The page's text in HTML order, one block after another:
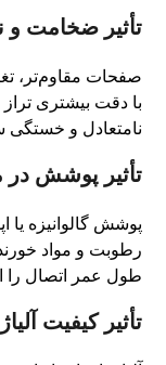
تأثیر ضخامت و
صفحات مقاوم‌تر،
با دقت بیشتری
نامتعادل و خستگی
تأثیر پوشش
پوشش گالوانیزه
رطوبت و مواد
طول عمر اتصال را
تأثیر کیفیت